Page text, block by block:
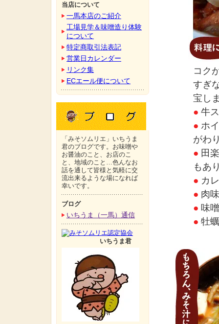
コク
すぎ
宝し
● 牛
● ホ
がわ
● 田
もあ
● カ
● 肉
● 味
● 牡
当店について
一馬本店のご紹介
工場見学＆味噌造り体験
について
特定商取引法表記
営業日カレンダー
リンク集
ECエール便について
「みそソムリエ」いちうま
君のブログです。お味噌や
お醤油のこと、お店のこ
と、地域のこと…色んなお
話を通して皆様と気軽に交
流出来るような場になれば
幸いです。
ブログ
いちうま（一馬）通信
いちうま君